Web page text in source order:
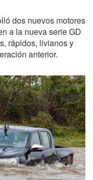
dos nuevos motores
a la nueva serie GD
rápidos, livianos y
anterior.